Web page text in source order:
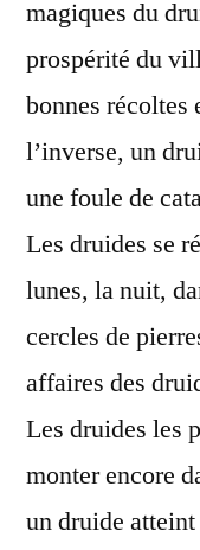
magiques du
prospérité du
bonnes récoltes
l’inverse, un
une foule de
Les druides se
lunes, la nuit,
cercles de
affaires des
Les druides les
monter encore
un druide